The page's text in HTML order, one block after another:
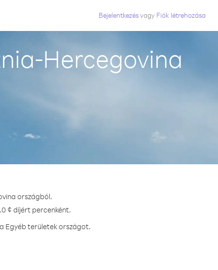
Bejelentkezésvagy Fiók létrehozása
Hercegovina
országból.
¢ díjért percenként.
Egyéb területek országot.